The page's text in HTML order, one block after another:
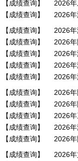
【成绩查询】 2026
【成绩查询】 2026
【成绩查询】 2026
【成绩查询】 2026
【成绩查询】 2026
【成绩查询】 2026
【成绩查询】 2026
【成绩查询】 2026
【成绩查询】 2026
【成绩查询】 2026
【成绩查询】 2026
【成绩查询】 2026
【成绩查询】 2026